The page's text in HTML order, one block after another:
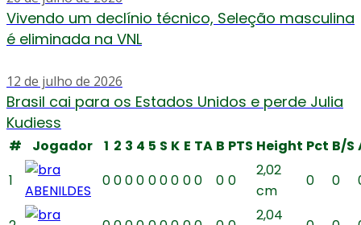
Vivendo um declínio técnico, Seleção masculina
é eliminada na VNL
12 de julho de 2026
Brasil cai para os Estados Unidos e perde Julia
Kudiess
# Jogador 1 2 3 4 5 S K E TA B PTS Height Pct B/S
1
ABENILDES
0000 000 00 0 0
2,02
cm
0 0
2,04